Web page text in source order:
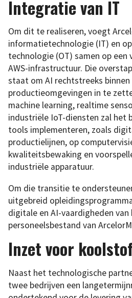
Integratie van IT
Om dit te realiseren, voegt
informatietechnologie (IT) en
technologie (OT) samen op een
AWS-infrastructuur. Die
staat om AI rechtstreeks binnen
productieomgevingen in te
machine learning, realtime
industriële IoT-diensten zal het
tools implementeren, zoals
productielijnen, op
kwaliteitsbewaking en
industriële apparatuur.
Om die transitie te
uitgebreid
digitale en AI-vaardigheden
personeelsbestand van
Inzet voor
Naast het technologische
twee bedrijven een